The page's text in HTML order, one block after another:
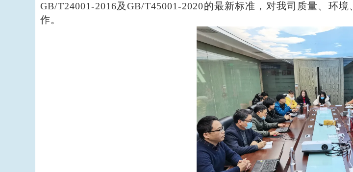
GB/T24001-2016及GB/T45001-2020的最新标准， 对我司质量、环境
作。